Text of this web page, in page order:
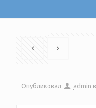
Опубликовал admin в